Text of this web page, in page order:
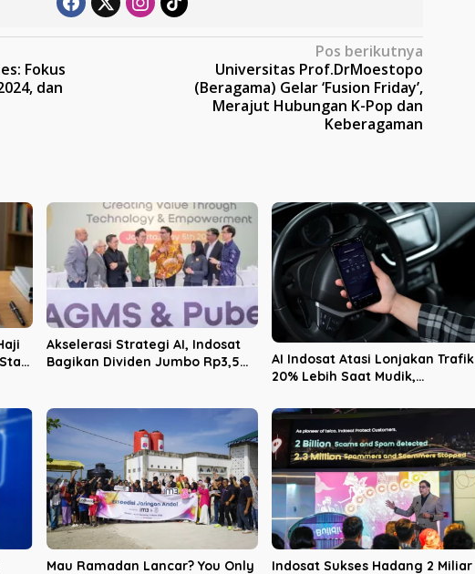
Fokus
dan
Pos berikutnya
Universitas Prof.DrMoestopo
(Beragama) Gelar ‘Fusion Friday’,
Merajut Hubungan K-Pop dan
Keberagaman
Akselerasi Strategi AI, Indosat
Bagikan Dividen Jumbo Rp3,5
AI Indosat Atasi Lonjakan Trafik
20% Lebih Saat Mudik,
Jaringan Tangguh
Mau Ramadan Lancar? You Only Indosat Sukses Hadang 2 Miliar